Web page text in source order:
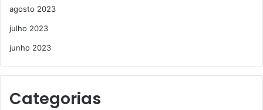
agosto 2023
julho 2023
junho 2023
Categorias